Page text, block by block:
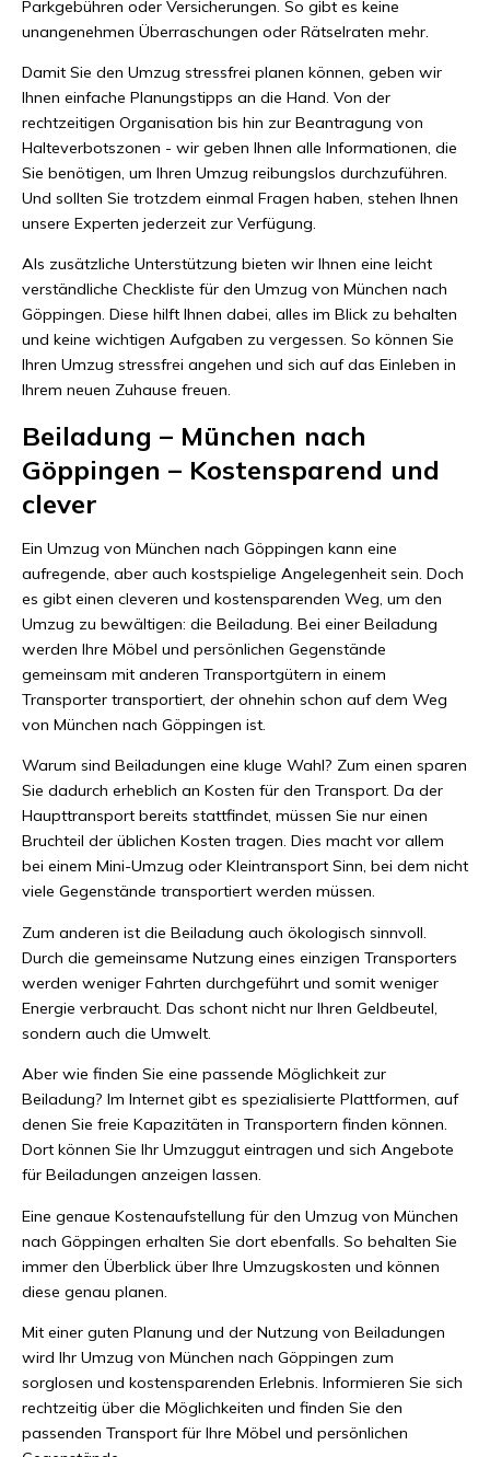
Parkgebühren oder Versicherungen. So gibt es keine
unangenehmen Überraschungen oder Rätselraten mehr.
Damit Sie den Umzug stressfrei planen können, geben wir
Ihnen einfache Planungstipps an die Hand. Von der
rechtzeitigen Organisation bis hin zur Beantragung von
Halteverbotszonen - wir geben Ihnen alle Informationen, die
Sie benötigen, um Ihren Umzug reibungslos durchzuführen.
Und sollten Sie trotzdem einmal Fragen haben, stehen Ihnen
unsere Experten jederzeit zur Verfügung.
Als zusätzliche Unterstützung bieten wir Ihnen eine leicht
verständliche Checkliste für den Umzug von München nach
Göppingen. Diese hilft Ihnen dabei, alles im Blick zu behalten
und keine wichtigen Aufgaben zu vergessen. So können Sie
Ihren Umzug stressfrei angehen und sich auf das Einleben in
Ihrem neuen Zuhause freuen.
Beiladung – München nach
Göppingen – Kostensparend und
clever
Ein Umzug von München nach Göppingen kann eine
aufregende, aber auch kostspielige Angelegenheit sein. Doch
es gibt einen cleveren und kostensparenden Weg, um den
Umzug zu bewältigen: die Beiladung. Bei einer Beiladung
werden Ihre Möbel und persönlichen Gegenstände
gemeinsam mit anderen Transportgütern in einem
Transporter transportiert, der ohnehin schon auf dem Weg
von München nach Göppingen ist.
Warum sind Beiladungen eine kluge Wahl? Zum einen sparen
Sie dadurch erheblich an Kosten für den Transport. Da der
Haupttransport bereits stattfindet, müssen Sie nur einen
Bruchteil der üblichen Kosten tragen. Dies macht vor allem
bei einem Mini-Umzug oder Kleintransport Sinn, bei dem nicht
viele Gegenstände transportiert werden müssen.
Zum anderen ist die Beiladung auch ökologisch sinnvoll.
Durch die gemeinsame Nutzung eines einzigen Transporters
werden weniger Fahrten durchgeführt und somit weniger
Energie verbraucht. Das schont nicht nur Ihren Geldbeutel,
sondern auch die Umwelt.
Aber wie finden Sie eine passende Möglichkeit zur
Beiladung? Im Internet gibt es spezialisierte Plattformen, auf
denen Sie freie Kapazitäten in Transportern finden können.
Dort können Sie Ihr Umzuggut eintragen und sich Angebote
für Beiladungen anzeigen lassen.
Eine genaue Kostenaufstellung für den Umzug von München
nach Göppingen erhalten Sie dort ebenfalls. So behalten Sie
immer den Überblick über Ihre Umzugskosten und können
diese genau planen.
Mit einer guten Planung und der Nutzung von Beiladungen
wird Ihr Umzug von München nach Göppingen zum
sorglosen und kostensparenden Erlebnis. Informieren Sie sich
rechtzeitig über die Möglichkeiten und finden Sie den
passenden Transport für Ihre Möbel und persönlichen